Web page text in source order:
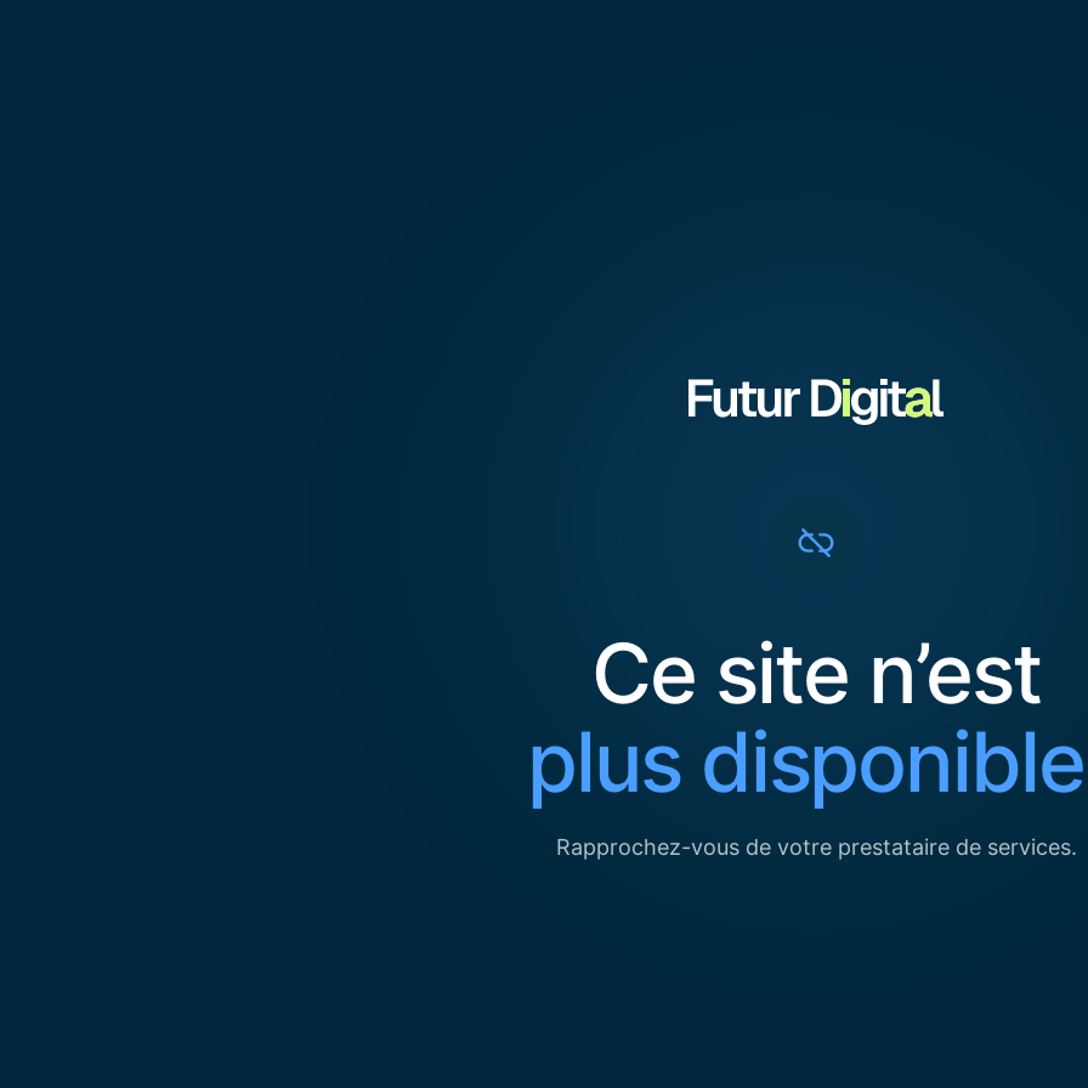
Ce site n’est
plus
Rapprochez-vous de votre prestataire de services.